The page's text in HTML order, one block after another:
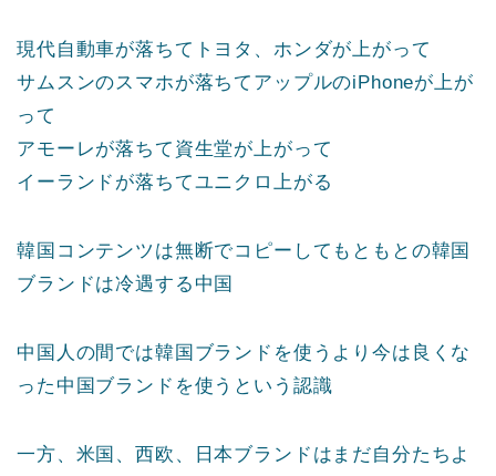
現代自動車が落ちてトヨタ、ホンダが上がって
サムスンのスマホが落ちてアップルのiPhoneが上が
って
アモーレが落ちて資生堂が上がって
イーランドが落ちてユニクロ上がる
韓国コンテンツは無断でコピーしてもともとの韓国
ブランドは冷遇する中国
中国人の間では韓国ブランドを使うより今は良くな
った中国ブランドを使うという認識
一方、米国、西欧、日本ブランドはまだ自分たちよ